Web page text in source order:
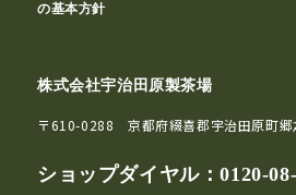
の基本方針
株式会社宇治田原製茶場
〒610-0288 京都府綴喜郡宇治田原町郷
ショップダイヤル：0120-